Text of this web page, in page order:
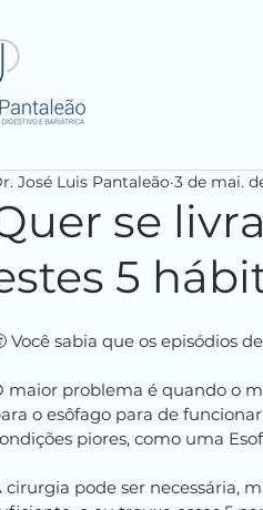
se
5
José Luis Pantaleão 3 de mai.
Você sabia que os episódios
maior problema é quando o
o esôfago para de
piores, como uma
cirurgia pode ser necessária,